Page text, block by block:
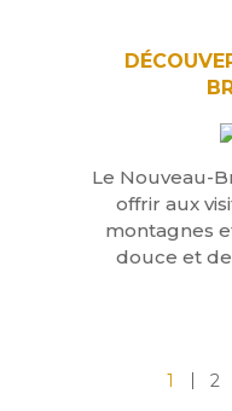
Le Nouveau-
offrir aux
montagnes
douce et de
1 2